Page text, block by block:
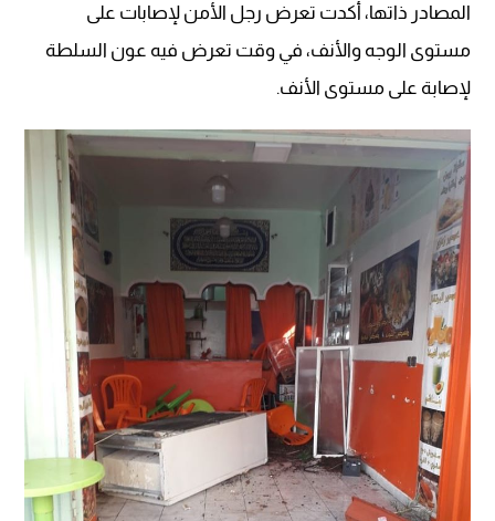
المصادر ذاتها، أكدت تعرض رجل الأمن لإصابات على
مستوى الوجه والأنف، في وقت تعرض فيه عون السلطة
لإصابة على مستوى الأنف.